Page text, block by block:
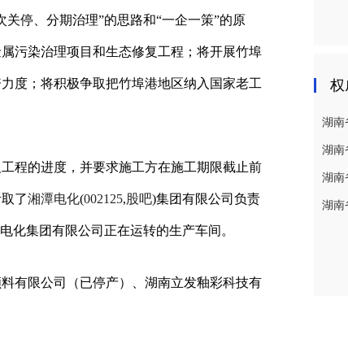
停、分期治理”的思路和“一企一策”的原
污染治理项目和生态修复工程；将开展竹埠
度；将积极争取把竹埠港地区纳入国家老工
的进度，并要求施工方在施工期限截止前
了湘潭电化(002125,股吧)集团有限公司负责
化集团有限公司正在运转的生产车间。
限公司（已停产）、湖南立发釉彩科技有
权
湖南
湖南